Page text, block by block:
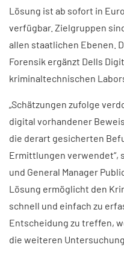
Lösung ist ab sofort in
verfügbar. Zielgruppen
allen staatlichen Ebenen.
Forensik ergänzt Dells
kriminaltechnischen
„Schätzungen zufolge
digital vorhandener
die derart gesicherten
Ermittlungen verwendet“,
und General Manager
Lösung ermöglicht den
schnell und einfach zu
Entscheidung zu treffen,
die weiteren